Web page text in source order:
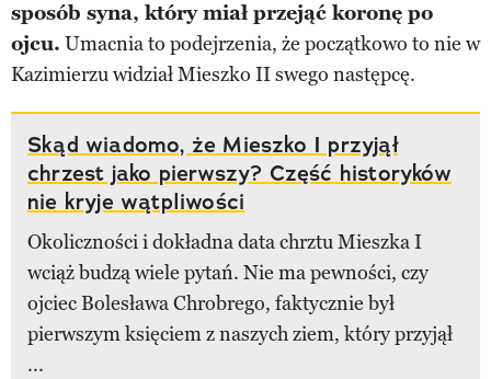
sposób syna, który miał przejąć koronę po
ojcu. Umacnia to podejrzenia, że początkowo to nie w
Kazimierzu widział Mieszko II swego następcę.
Skąd wiadomo, że Mieszko I przyjął
chrzest jako pierwszy? Część historyków
nie kryje wątpliwości
Okoliczności i dokładna data chrztu Mieszka I
wciąż budzą wiele pytań. Nie ma pewności, czy
ojciec Bolesława Chrobrego, faktycznie był
pierwszym księciem z naszych ziem, który przyjął
...